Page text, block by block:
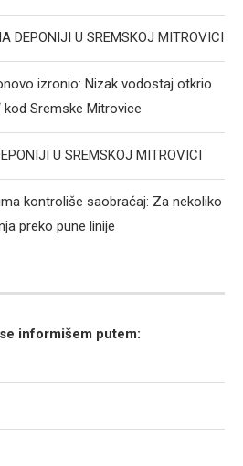
DEPONIJI U SREMSKOJ MITROVICI
izronio: Nizak vodostaj otkrio
kod Sremske Mitrovice
U SREMSKOJ MITROVICI
kontroliše saobraćaj: Za nekoliko
preko pune linije
informišem putem: